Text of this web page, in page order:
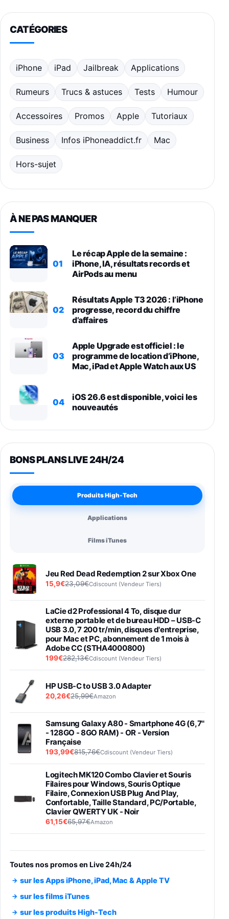
CATÉGORIES
iPhone iPad Jailbreak Applications
Rumeurs Trucs & astuces Tests Humour
Accessoires Promos Apple Tutoriaux
Business Infos iPhoneaddict.fr Mac
Hors-sujet
À NE PAS MANQUER
01
Le récap Apple de la semaine :
iPhone, IA, résultats records et
AirPods au menu
02
Résultats Apple T3 2026 : l’iPhone
progresse, record du chiffre
d’affaires
03
Apple Upgrade est officiel : le
programme de location d’iPhone,
Mac, iPad et Apple Watch aux US
04
iOS 26.6 est disponible, voici les
nouveautés
BONS PLANS LIVE 24H/24
Produits High-Tech
Applications
Films iTunes
Jeu Red Dead Redemption 2 sur Xbox One
15,9€23,09€Cdiscount (Vendeur Tiers)
LaCie d2 Professional 4 To, disque dur
externe portable et de bureau HDD – USB-C
USB 3.0, 7 200 tr/min, disques d'entreprise,
pour Mac et PC, abonnement de 1 mois à
Adobe CC (STHA4000800)
199€282,13€Cdiscount (Vendeur Tiers)
HP USB-C to USB 3.0 Adapter
20,26€25,99€Amazon
Samsung Galaxy A80 - Smartphone 4G (6,7''
- 128GO - 8GO RAM) - OR - Version
Française
193,99€815,76€Cdiscount (Vendeur Tiers)
Logitech MK120 Combo Clavier et Souris
Filaires pour Windows, Souris Optique
Filaire, Connexion USB Plug And Play,
Confortable, Taille Standard, PC/Portable,
Clavier QWERTY UK - Noir
61,15€65,97€Amazon
entraénement direct 3 vitesses (33-45-78
trs/min) avec pre-ampli intégré et port USB
Smartphone SAMSUNG Galaxy S26 Ultra
891,99€1199€Fnac (Vendeur Tiers)
Toutes nos promos en Live 24h/24
sur les Apps iPhone, iPad, Mac & Apple TV
sur les films iTunes
sur les produits High-Tech